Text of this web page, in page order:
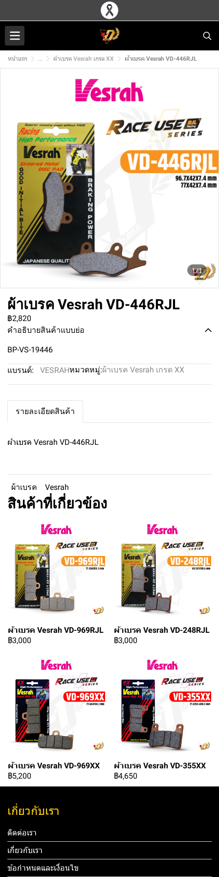
หน้าแรก ... ผ้าเบรค Vesrah เกรด XX ผ้าเบรค Vesrah VD-446RJL
1/1
ผ้าเบรค Vesrah VD-446RJL
฿2,820
คำอธิบายสินค้าแบบย่อ
BP-VS-19446
แบรนด์: VESRAHหมวดหมู่:ผ้าเบรค Vesrah เกรด XX
รายละเอียดสินค้า
ผ้าเบรค Vesrah VD-446RJL
ผ้าเบรค Vesrah
สินค้าที่เกี่ยวข้อง
ผ้าเบรค Vesrah VD-969RJL
฿3,000
ผ้าเบรค Vesrah VD-248RJL
฿3,000
ผ้าเบรค Vesrah VD-969XX
฿5,200
ผ้าเบรค Vesrah VD-355XX
฿4,650
เกี่ยวกับเรา
ติดต่อเรา
เกี่ยวกับเรา
ข้อกำหนดและเงื่อนไข